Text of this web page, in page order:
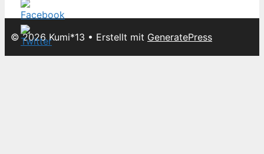
© 2026 Kumi*13 • Erstellt mit GeneratePress